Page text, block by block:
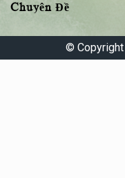
Chuyên Đề
©